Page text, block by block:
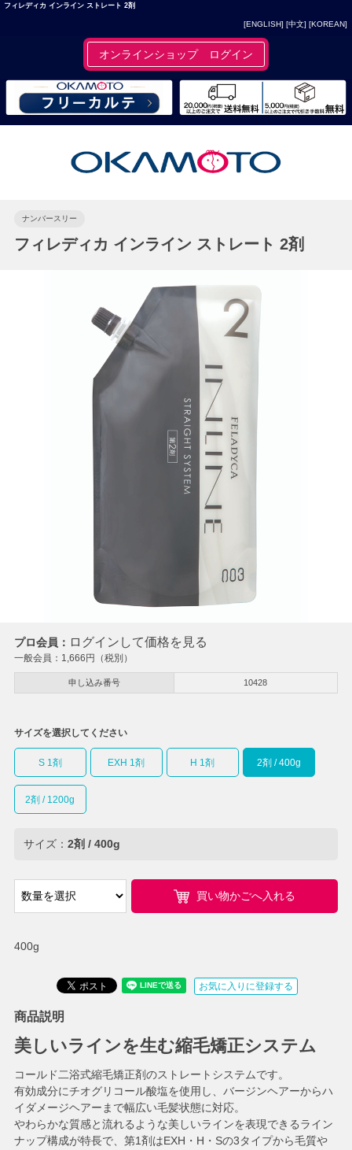
フィレディカ インライン ストレート 2剤
[ENGLISH] [中文] [KOREAN]
オンラインショップ ログイン
ナンバースリー
フィレディカ インライン ストレート 2剤
プロ会員： ログインして価格を見る
一般会員： 1,666円（税別）
申し込み番号 10428
400g
サイズを選択してください
S 1剤 EXH 1剤 H 1剤 2剤 / 400g
2剤 / 1200g
サイズ： 2剤 / 400g
買い物かごへ入れる
お気に入りに登録する
商品説明
美しいラインを生む縮毛矯正システム
コールド二浴式縮毛矯正剤のストレートシステムです。
有効成分にチオグリコール酸塩を使用し、バージンヘアーからハ
イダメージヘアーまで幅広い毛髪状態に対応。
やわらかな質感と流れるような美しいラインを表現できるライン
ナップ構成が特長で、第1剤はEXH・H・Sの3タイプから毛質や